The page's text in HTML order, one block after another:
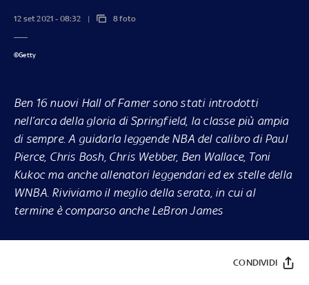
12 set 2021 - 08:32 8 foto
©Getty
Ben 16 nuovi Hall of Famer sono stati introdotti
nell’arca della gloria di Springfield, la classe più ampia
di sempre. A guidarla leggende NBA del calibro di Paul
Pierce, Chris Bosh, Chris Webber, Ben Wallace, Toni
Kukoc ma anche allenatori leggendari ed ex stelle della
WNBA. Riviviamo il meglio della serata, in cui al
termine è comparso anche LeBron James
CONDIVIDI